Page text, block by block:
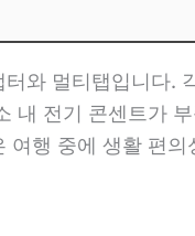
와 멀티탭입니다.
내 전기 콘센트가
행 중에 생활 편